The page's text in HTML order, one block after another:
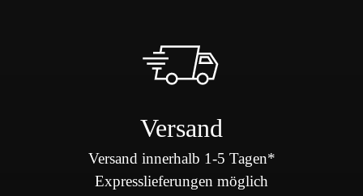
Versand
Versand innerhalb 1-5 Tagen*
Expresslieferungen möglich